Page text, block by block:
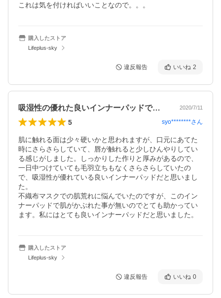
これは気を付ければいいことなので。。。
購入したストア
Lifeplus-sky
違反報告 いいね 2
吸湿性の優れた良いインナーパッドでした。 2020/7/11
5 syo********さん
肌に触れる面は少々硬いかと思われますが、口元にあてた
時にさらさらしていて、唇が触れると少しひんやりしてい
る感じがしました。しっかりした作りと厚みがあるので、
一日中つけていても毛羽立ちもなくさらさらしていたの
で、吸湿性が優れている良いインナーパッドだと思いまし
た。
不織布マスクでの肌荒れに悩んでいたのですが、このイン
ナーパッドで肌がかぶれた事が無いのでとても助かってい
ます。私にはとても良いインナーパッドだと思いました。
購入したストア
Lifeplus-sky
違反報告 いいね 0